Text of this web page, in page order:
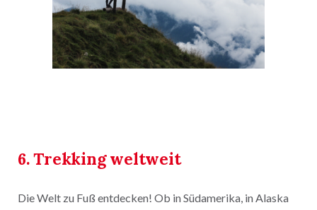
6. Trekking weltweit
Die Welt zu Fuß entdecken! Ob in Südamerika, in Alaska